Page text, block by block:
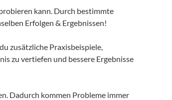
kann. Durch bestimmte
Erfolgen & Ergebnissen!
zusätzliche Praxisbeispiele,
zu vertiefen und bessere Ergebnisse
Dadurch kommen Probleme immer